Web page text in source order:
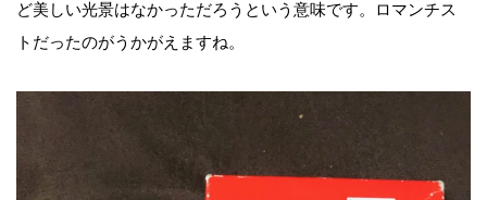
ど美しい光景はなかっただろうという意味です。ロマンチス
トだったのがうかがえますね。